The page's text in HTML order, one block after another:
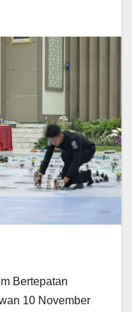
Bertepatan
10 November